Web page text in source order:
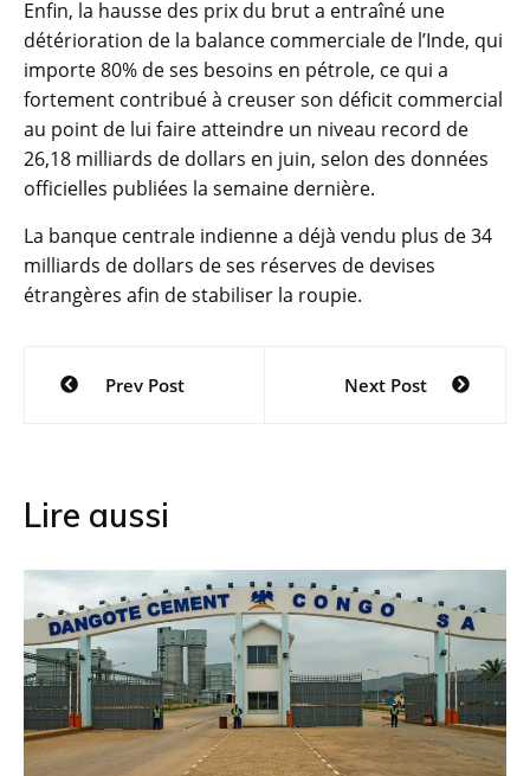
Enfin, la hausse des prix du brut a entraîné une
détérioration de la balance commerciale de l’Inde, qui
importe 80% de ses besoins en pétrole, ce qui a
fortement contribué à creuser son déficit commercial
au point de lui faire atteindre un niveau record de
26,18 milliards de dollars en juin, selon des données
officielles publiées la semaine dernière.
La banque centrale indienne a déjà vendu plus de 34
milliards de dollars de ses réserves de devises
étrangères afin de stabiliser la roupie.
Navigation
Prev Post Next Post
Lire aussi